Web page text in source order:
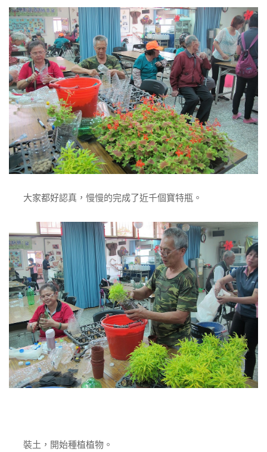
大家都好認真，慢慢的完成了近千個寶特瓶。
裝土，開始種植植物。